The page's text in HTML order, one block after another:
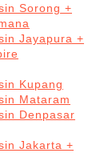
Sorong +
Jayapura +
Kupang
Mataram
Denpasar
Jakarta +